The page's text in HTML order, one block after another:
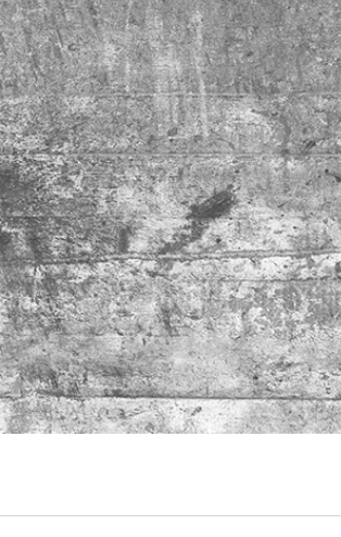
vụ sửa lại đồ trang sức Dữ liệu Đào tạo